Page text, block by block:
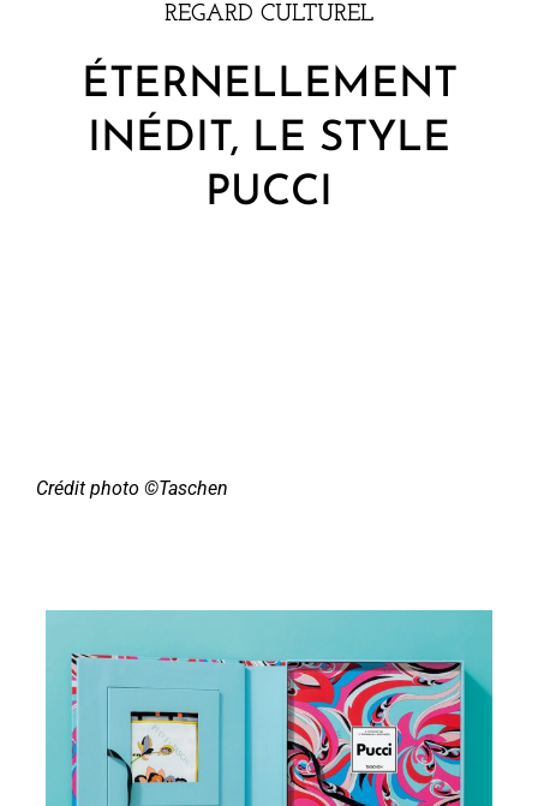
REGARD CULTUREL
ÉTERNELLEMENT
INÉDIT, LE STYLE
PUCCI
Crédit photo ©Taschen